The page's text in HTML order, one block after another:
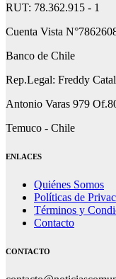
RUT: 78.362.915 - 1
Cuenta Vista
Banco de Chile
Rep.Legal: Freddy
Antonio Varas 979
Temuco - Chile
ENLACES
Quiénes Somos
Políticas de
Términos y
Contacto
CONTACTO